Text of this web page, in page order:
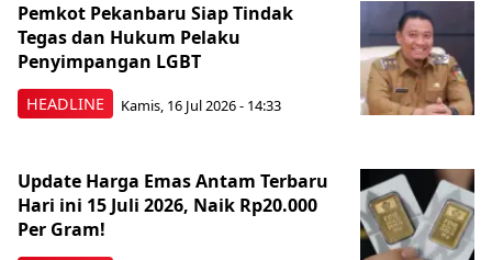
HEADLINE
Pemkot Pekanbaru Siap Tindak
Tegas dan Hukum Pelaku
Penyimpangan LGBT
Kamis, 16 Jul 2026 - 14:33
Update Harga Emas Antam Terbaru
Hari ini 15 Juli 2026, Naik Rp20.000
Per Gram!